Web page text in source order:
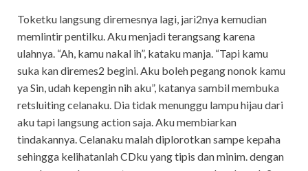
Toketku langsung diremesnya lagi, jari2nya kemudian
memlintir pentilku. Aku menjadi terangsang karena
ulahnya. “Ah, kamu nakal ih”, kataku manja. “Tapi kamu
suka kan diremes2 begini. Aku boleh pegang nonok kamu
ya Sin, udah kepengin nih aku”, katanya sambil membuka
retsluiting celanaku. Dia tidak menunggu lampu hijau dari
aku tapi langsung action saja. Aku membiarkan
tindakannya. Celanaku malah diplorotkan sampe kepaha
sehingga kelihatanlah CDku yang tipis dan minim. dengan